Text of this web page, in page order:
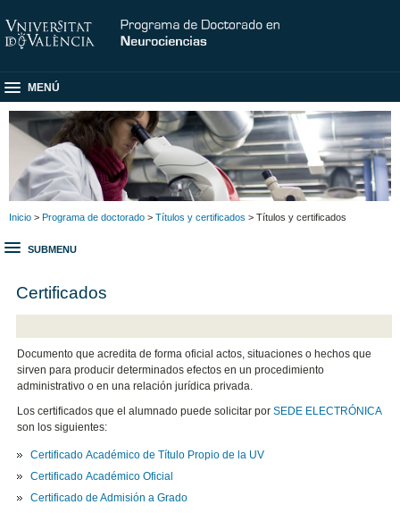
MENÚ
Inicio > Programa de doctorado > Títulos y certificados > Títulos y certificados
SUBMENU
Certificados
Documento que acredita de forma oficial actos, situaciones o hechos que
sirven para producir determinados efectos en un procedimiento
administrativo o en una relación jurídica privada.
Los certificados que el alumnado puede solicitar porSEDE ELECTRÓNICA
son los siguientes:
Certificado Académico de Título Propio de la UV
Certificado Académico Oficial
Certificado de Admisión a Grado